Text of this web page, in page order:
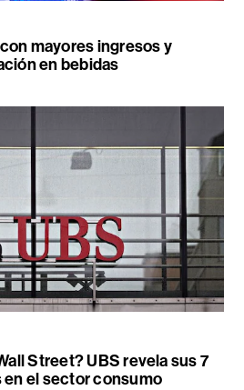
mayores ingresos y
en bebidas
Street? UBS revela sus 7
el sector consumo